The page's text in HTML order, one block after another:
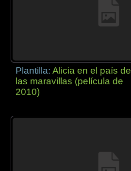
Plantilla:Alicia en el país de
las maravillas (película de
2010)